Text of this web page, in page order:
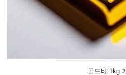
골드바 1kg